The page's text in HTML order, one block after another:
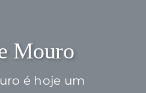
Mouro
é hoje um